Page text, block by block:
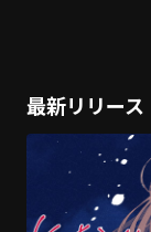
最新リリース